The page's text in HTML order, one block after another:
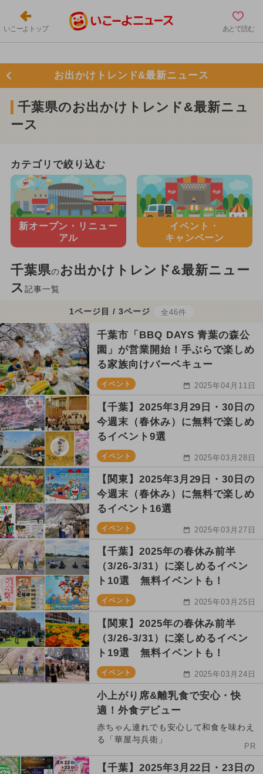
いこーよトップ あとで読む
お出かけトレンド&最新ニュース
千葉県のお出かけトレンド&最新ニュ
ース
カテゴリで絞り込む
新オープン・ リニュー
アル
イベント・
キャンペーン
千葉県のお出かけトレンド&最新ニュー
ス 記事一覧
1ページ目 / 3ページ 全46件
千葉市「BBQ DAYS 青葉の森公
園」が営業開始！手ぶらで楽しめ
る家族向けバーベキュー
イベント 2025年04月11日
【千葉】2025年3月29日・30日の
今週末（春休み）に無料で楽しめ
るイベント9選
イベント 2025年03月28日
【関東】2025年3月29日・30日の
今週末（春休み）に無料で楽しめ
るイベント16選
イベント 2025年03月27日
【千葉】2025年の春休み前半
（3/26-3/31）に楽しめるイベン
ト10選 無料イベントも！
イベント 2025年03月25日
【関東】2025年の春休み前半
（3/26-3/31）に楽しめるイベン
ト19選 無料イベントも！
イベント 2025年03月24日
小上がり席&離乳食で安心・快
適！外食デビュー
赤ちゃん連れでも安心して和食を味わえ
る「華屋与兵衛」
PR
【千葉】2025年3月22日・23日の